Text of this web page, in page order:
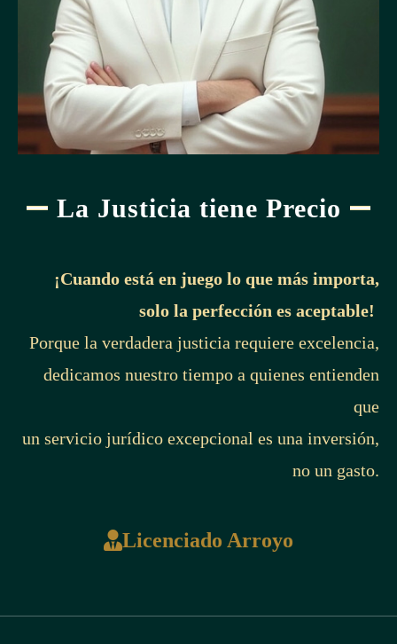
La Justicia tiene Precio
¡Cuando está en juego lo que más importa,
solo la perfección es aceptable!
Porque la verdadera justicia requiere excelencia,
dedicamos nuestro tiempo a quienes entienden
que
un servicio jurídico excepcional es una inversión,
no un gasto.
Licenciado Arroyo